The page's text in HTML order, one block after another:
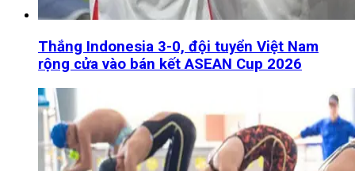
Thắng Indonesia 3-0, đội tuyển Việt Nam
rộng cửa vào bán kết ASEAN Cup 2026